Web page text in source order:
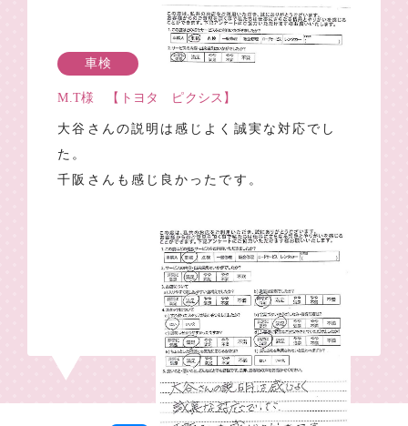
車検
M.T様 【トヨタ ピクシス】
大谷さんの説明は感じよく誠実な対応でし
た。
千阪さんも感じ良かったです。
62 63
… 71